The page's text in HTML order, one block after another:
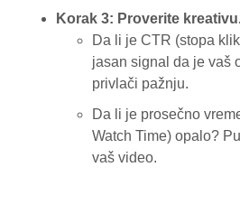
Korak 3: Proverite
Da li je CTR (stopa
jasan signal da je vaš
privlači pažnju.
Da li je prosečno
Watch Time) opalo?
vaš video.